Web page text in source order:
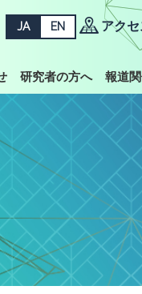
JA EN アクセ
研究者の方へ 報道